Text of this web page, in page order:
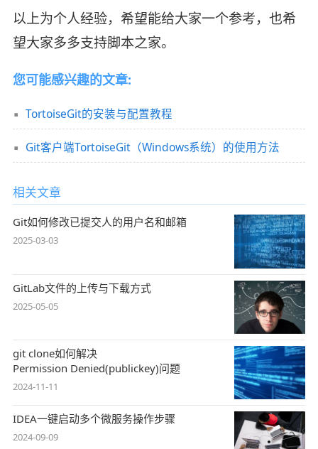
以上为个人经验，希望能给大家一个参考，也希
望大家多多支持脚本之家。
您可能感兴趣的文章:
TortoiseGit的安装与配置教程
Git客户端TortoiseGit（Windows系统）的使用方法
相关文章
Git如何修改已提交人的用户名和邮箱
2025-03-03
GitLab文件的上传与下载方式
2025-05-05
git clone如何解决
Permission Denied(publickey)问题
2024-11-11
IDEA一键启动多个微服务操作步骤
2024-09-09